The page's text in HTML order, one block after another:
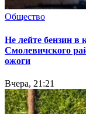
Общество
Не лейте бензин в
Смолевичского
ожоги
Вчера, 21:21